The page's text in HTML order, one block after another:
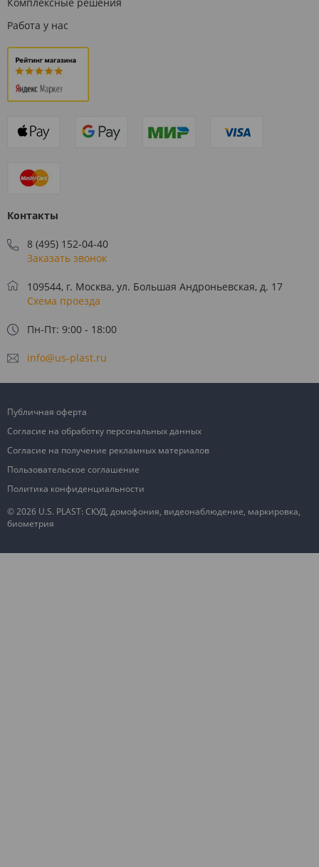
Работа у нас
Контакты
8 (495) 152-04-40
Заказать звонок
109544, г. Москва, ул. Большая Андроньевская, д. 17
Схема проезда
Пн-Пт: 9:00 - 18:00
info@us-plast.ru
© 2026 U.S. PLAST: СКУД, домофония, видеонаблюдение, маркировка,
биометрия
Публичная оферта
Согласие на обработку персональных данных
Согласие на получение рекламных материалов
Пользовательское соглашение
Политика конфиденциальности